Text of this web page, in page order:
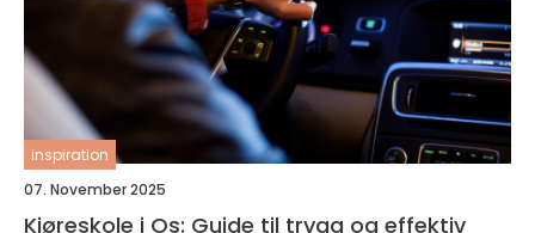
inspiration
07. November 2025
Kjøreskole i Os: Guide til trygg og effektiv